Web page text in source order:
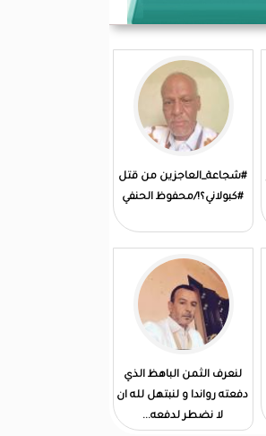
#شجاعة_العاجزين من قتل
#كبولاني؟!/محفوظ الحنفي
لنعرف الثمن الباهظ الذي
دفعته رواندا و لنبتهل لله ان
لا نضطر لدفعه...